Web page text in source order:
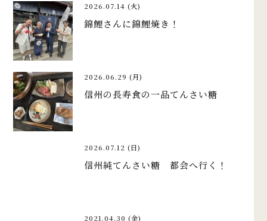
2026.07.14 (火)
錦鯉さんに錦鯉焼き！
2026.06.29 (月)
信州の長寿食の一品てんさい糖
2026.07.12 (日)
信州純てんさい糖 都会へ行く！
2021.04.30 (金)